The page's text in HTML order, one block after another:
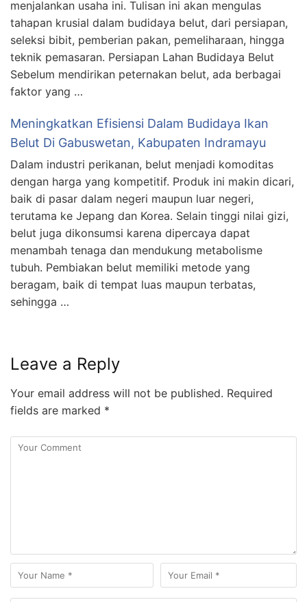
menjalankan usaha ini. Tulisan ini akan mengulas
tahapan krusial dalam budidaya belut, dari persiapan,
seleksi bibit, pemberian pakan, pemeliharaan, hingga
teknik pemasaran. Persiapan Lahan Budidaya Belut
Sebelum mendirikan peternakan belut, ada berbagai
faktor yang …
Meningkatkan Efisiensi Dalam Budidaya Ikan
Belut Di Gabuswetan, Kabupaten Indramayu
Dalam industri perikanan, belut menjadi komoditas
dengan harga yang kompetitif. Produk ini makin dicari,
baik di pasar dalam negeri maupun luar negeri,
terutama ke Jepang dan Korea. Selain tinggi nilai gizi,
belut juga dikonsumsi karena dipercaya dapat
menambah tenaga dan mendukung metabolisme
tubuh. Pembiakan belut memiliki metode yang
beragam, baik di tempat luas maupun terbatas,
sehingga …
Leave a Reply
Your email address will not be published. Required
fields are marked *